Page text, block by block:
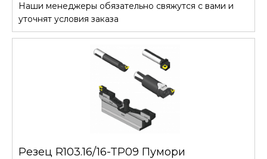
СТОИМОСТЬ
Наши менеджеры обязательно свяжутся с вами и
уточнят условия заказа
Резец R103.16/16-TP09 Пумори